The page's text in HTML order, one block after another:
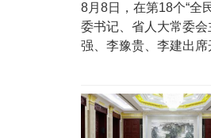
8月8日，在第18个“全
委书记、省人大常委
强、李豫贵、李建出